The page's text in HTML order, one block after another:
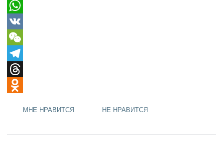
WhatsApp
VK
WeChat
Telegram
Threads
МНЕ НРАВИТСЯ НЕ НРАВИТСЯ